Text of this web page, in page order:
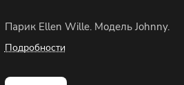
Парик Ellen Wille. Модель Johnny.
Подробности